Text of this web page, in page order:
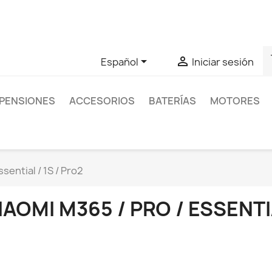
Español  Iniciar sesión
ACCESORIOS BATERÍAS MOTORES
/ 1S / Pro2
M365 / PRO /